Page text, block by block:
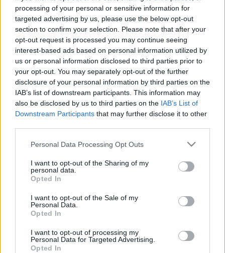
processing of your personal or sensitive information for
targeted advertising by us, please use the below opt-out
section to confirm your selection. Please note that after your
opt-out request is processed you may continue seeing
interest-based ads based on personal information utilized by
us or personal information disclosed to third parties prior to
your opt-out. You may separately opt-out of the further
disclosure of your personal information by third parties on the
IAB’s list of downstream participants. This information may
also be disclosed by us to third parties on the IAB’s List of
Downstream Participants that may further disclose it to other
Please note that this website/app uses one or more Google
not limited to your visit or usage behaviour. You may click to
grant or deny consent to Google and its third-party tags to
use your data for below specified purposes in below Google
consent section.
Personal Data Processing Opt Outs
I want to opt-out of the Sharing of my
personal data.
Opted In
I want to opt-out of the Sale of my
Personal Data.
Opted In
I want to opt-out of processing my
Personal Data for Targeted Advertising.
Opted In
A 73 évesMick Fleetwoodcsak azért regisztrált a
TikTokra, hogy posztolhasson egy videót, amelyben
megismétliNathan Apodaca, avagy marihuánába
oltott felhasználónevén 420doggface208 deszkázós,
üdvözült suhanását. Az eredeti videó 21 milliós
megtekintésnél és 4 millió lájknál tart a TikTokon, és
mivel a platformnak jelenleg trendformáló hatása
tud lenni (például,ott futnak be slágerek, ott
válhatottLil Nas X-bőlaz internetgeneráció
popsztárja), aDreamsnek is megugrottak a
streamelési, lejátszási, eladási számai. Az elmúlt
héten majdnem 89 százalékkal növekedett a
streamek száma, és közel hárommillióan hallgatták
meg a dal, a letöltések pedig 374 százalékkal
ugrottak meg. Apodaca egyébként rengeteg
nyugizós-táncolós videót posztol a csatornájára,
vírusvideója azért született meg, mert munkába
menet lerobbant a kocsija, ezért inkább deszkára
pattant, hát nem egy feszkós típus, az biztos. Alább
a névadó-alapító dobos videója, és az eredeti, amit
még nem tudtunk megunni.